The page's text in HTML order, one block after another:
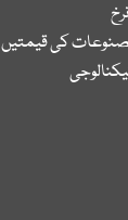
مصنوعات کی قیمتیں